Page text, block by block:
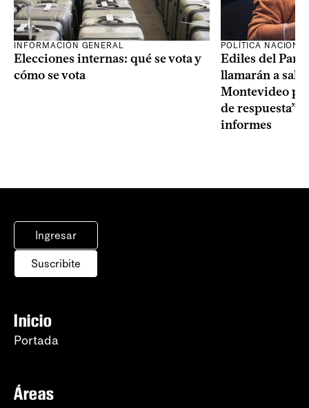
INFORMACIÓN GENERAL
Elecciones internas: qué se vota y
cómo se vota
POLÍTICA
Ediles del
llamarán a sala
Montevideo
de respuesta”
informes
Ingresar
Suscribite
Inicio
Portada
Áreas